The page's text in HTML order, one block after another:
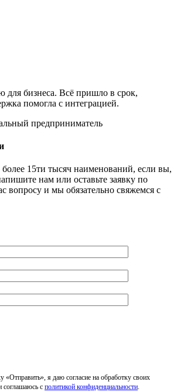
для бизнеса. Всё пришло в срок,
помогла с интеграцией.
предприниматель
15ти тысяч наименований, если вы,
нам или оставьте заявку по
вопросу и мы обязательно свяжемся с
«Отправить», я даю согласие на обработку своих
соглашаюсь с политикой конфиденциальности.